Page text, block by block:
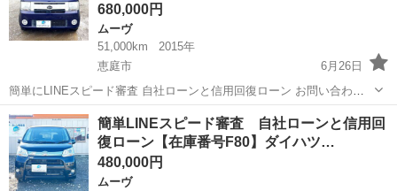
680,000円
ムーヴ
51,000km
2015年
恵庭市
6月26日
簡単にLINEスピード審査 自社ローンと信用回復ローン お問い合わせ
お待ちしております。 スムーズにご対応いたしますので是非ご連絡お
待ちしております。 ＿＿＿＿＿＿＿＿＿＿＿＿＿＿＿＿＿＿＿＿＿
＿...
北海道 恵庭市 ムーヴ ローン
簡単LINEスピード審査 自社ローンと信用回
復ローン【在庫番号F80】ダイハツ…
480,000円
ムーヴ